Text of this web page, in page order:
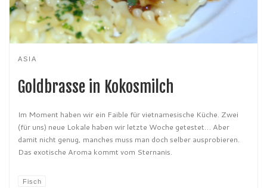
ASIA
Goldbrasse in Kokosmilch
Im Moment haben wir ein Faible für vietnamesische Küche. Zwei
(für uns) neue Lokale haben wir letzte Woche getestet… Aber
damit nicht genug, manches muss man doch selber ausprobieren.
Das exotische Aroma kommt vom Sternanis.
Fisch